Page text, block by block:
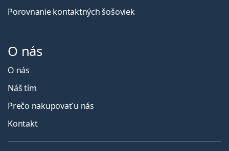
Porovnanie kontaktných šošoviek
O nás
O nás
Náš tím
Prečo nakupovať u nás
Kontakt